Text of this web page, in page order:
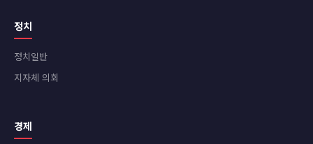
정치
정치일반
지자체 의회
경제